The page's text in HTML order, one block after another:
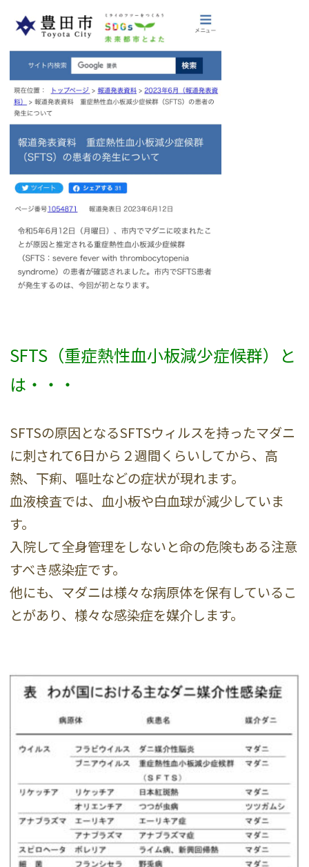
SFTS（重症熱性血小板減少症候群）と
は・・・
SFTSの原因となるSFTSウィルスを持ったマダニ
に刺されて6日から２週間くらいしてから、高
熱、下痢、嘔吐などの症状が現れます。
血液検査では、血小板や白血球が減少していま
す。
入院して全身管理をしないと命の危険もある注意
すべき感染症です。
他にも、マダニは様々な病原体を保有しているこ
とがあり、様々な感染症を媒介します。